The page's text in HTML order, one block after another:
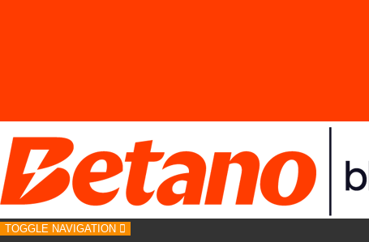
TOGGLE NAVIGATION